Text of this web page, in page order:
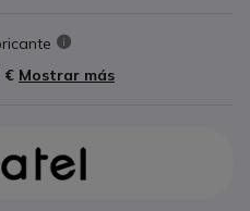
€ Mostrar más